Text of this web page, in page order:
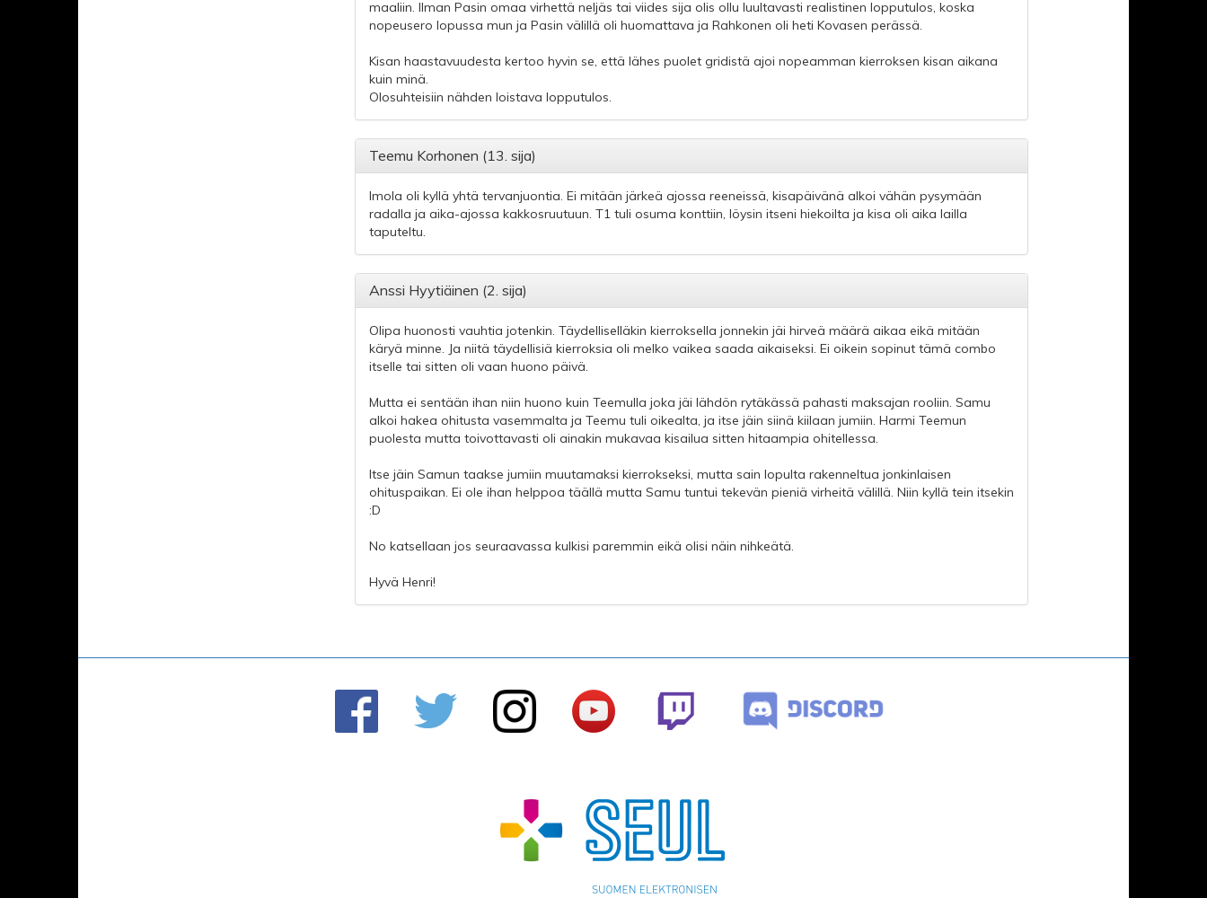
maaliin. Ilman Pasin omaa virhettä neljäs tai viides sija olis ollu luultavasti realistinen lopputulos, koska
nopeusero lopussa mun ja Pasin välillä oli huomattava ja Rahkonen oli heti Kovasen perässä.
Kisan haastavuudesta kertoo hyvin se, että lähes puolet gridistä ajoi nopeamman kierroksen kisan aikana
kuin minä.
Olosuhteisiin nähden loistava lopputulos.
Teemu Korhonen (13. sija)
Imola oli kyllä yhtä tervanjuontia. Ei mitään järkeä ajossa reeneissä, kisapäivänä alkoi vähän pysymään
radalla ja aika-ajossa kakkosruutuun. T1 tuli osuma konttiin, löysin itseni hiekoilta ja kisa oli aika lailla
taputeltu.
Anssi Hyytiäinen (2. sija)
Olipa huonosti vauhtia jotenkin. Täydelliselläkin kierroksella jonnekin jäi hirveä määrä aikaa eikä mitään
käryä minne. Ja niitä täydellisiä kierroksia oli melko vaikea saada aikaiseksi. Ei oikein sopinut tämä combo
itselle tai sitten oli vaan huono päivä.
Mutta ei sentään ihan niin huono kuin Teemulla joka jäi lähdön rytäkässä pahasti maksajan rooliin. Samu
alkoi hakea ohitusta vasemmalta ja Teemu tuli oikealta, ja itse jäin siinä kiilaan jumiin. Harmi Teemun
puolesta mutta toivottavasti oli ainakin mukavaa kisailua sitten hitaampia ohitellessa.
Itse jäin Samun taakse jumiin muutamaksi kierrokseksi, mutta sain lopulta rakenneltua jonkinlaisen
ohituspaikan. Ei ole ihan helppoa täällä mutta Samu tuntui tekevän pieniä virheitä välillä. Niin kyllä tein itsekin
:D
No katsellaan jos seuraavassa kulkisi paremmin eikä olisi näin nihkeätä.
Hyvä Henri!